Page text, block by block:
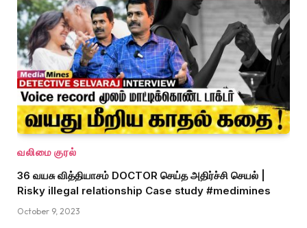
வலிமை குரல்
36 வயசு வித்தியாசம் DOCTOR செய்த அதிர்ச்சி செயல் |
Risky illegal relationship Case study #medimines
October 9, 2023